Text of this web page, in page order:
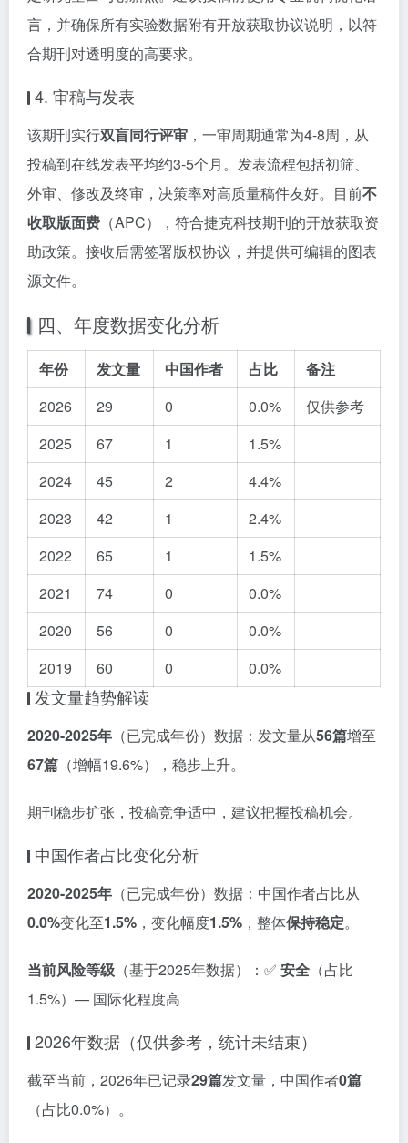
言，并确保所有实验数据附有开放获取协议说明，以符
合期刊对透明度的高要求。
4. 审稿与发表
该期刊实行双盲同行评审 ，一审周期通常为4-8周，从
投稿到在线发表平均约3-5个月。发表流程包括初筛、
外审、修改及终审，决策率对高质量稿件友好。目前不
收取版面费 （APC），符合捷克科技期刊的开放获取资
助政策。接收后需签署版权协议，并提供可编辑的图表
源文件。
四、年度数据变化分析
年份 发文量 中国作者 占比
备注
2026
29 0 0.0%
仅供参考
2025
67 1
1.5%
2024
45 2
4.4%
2023
42 1
2.4%
2022
65 1
1.5%
2021
74 0
0.0%
2020
56 0
0.0%
2019
60 0 0.0%
发文量趋势解读
2020-2025年 （已完成年份）数据：发文量从56篇增至
67篇 （增幅19.6%），稳步上升。
期刊稳步扩张，投稿竞争适中，建议把握投稿机会。
中国作者占比变化分析
2020-2025年 （已完成年份）数据：中国作者占比从
0.0%变化至1.5% ，变化幅度1.5% ，整体保持稳定。
当前风险等级 （基于2025年数据）：✅ 安全 （占比
1.5%）— 国际化程度高
2026年数据（仅供参考，统计未结束）
截至当前，2026年已记录29篇发文量，中国作者0篇
（占比0.0%）。